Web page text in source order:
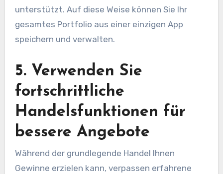
unterstützt. Auf diese Weise können Sie Ihr
gesamtes Portfolio aus einer einzigen App
speichern und verwalten.
5. Verwenden Sie
fortschrittliche
Handelsfunktionen für
bessere Angebote
Während der grundlegende Handel Ihnen
Gewinne erzielen kann, verpassen erfahrene